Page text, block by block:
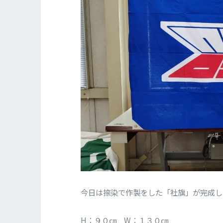
今日は捺染で作製をした「社旗」が完成
H：９０㎝ W：１３０㎝